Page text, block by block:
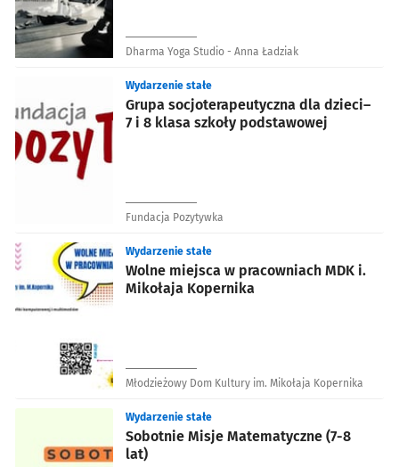
Dharma Yoga Studio - Anna Ładziak
Grupa socjoterapeutyczna dla dzieci–
7 i 8 klasa szkoły podstawowej
Wydarzenie stałe
Fundacja Pozytywka
Wolne miejsca w pracowniach MDK i.
Mikołaja Kopernika
Wydarzenie stałe
Młodzieżowy Dom Kultury im. Mikołaja Kopernika
Sobotnie Misje Matematyczne (7-8
lat)
Wydarzenie stałe